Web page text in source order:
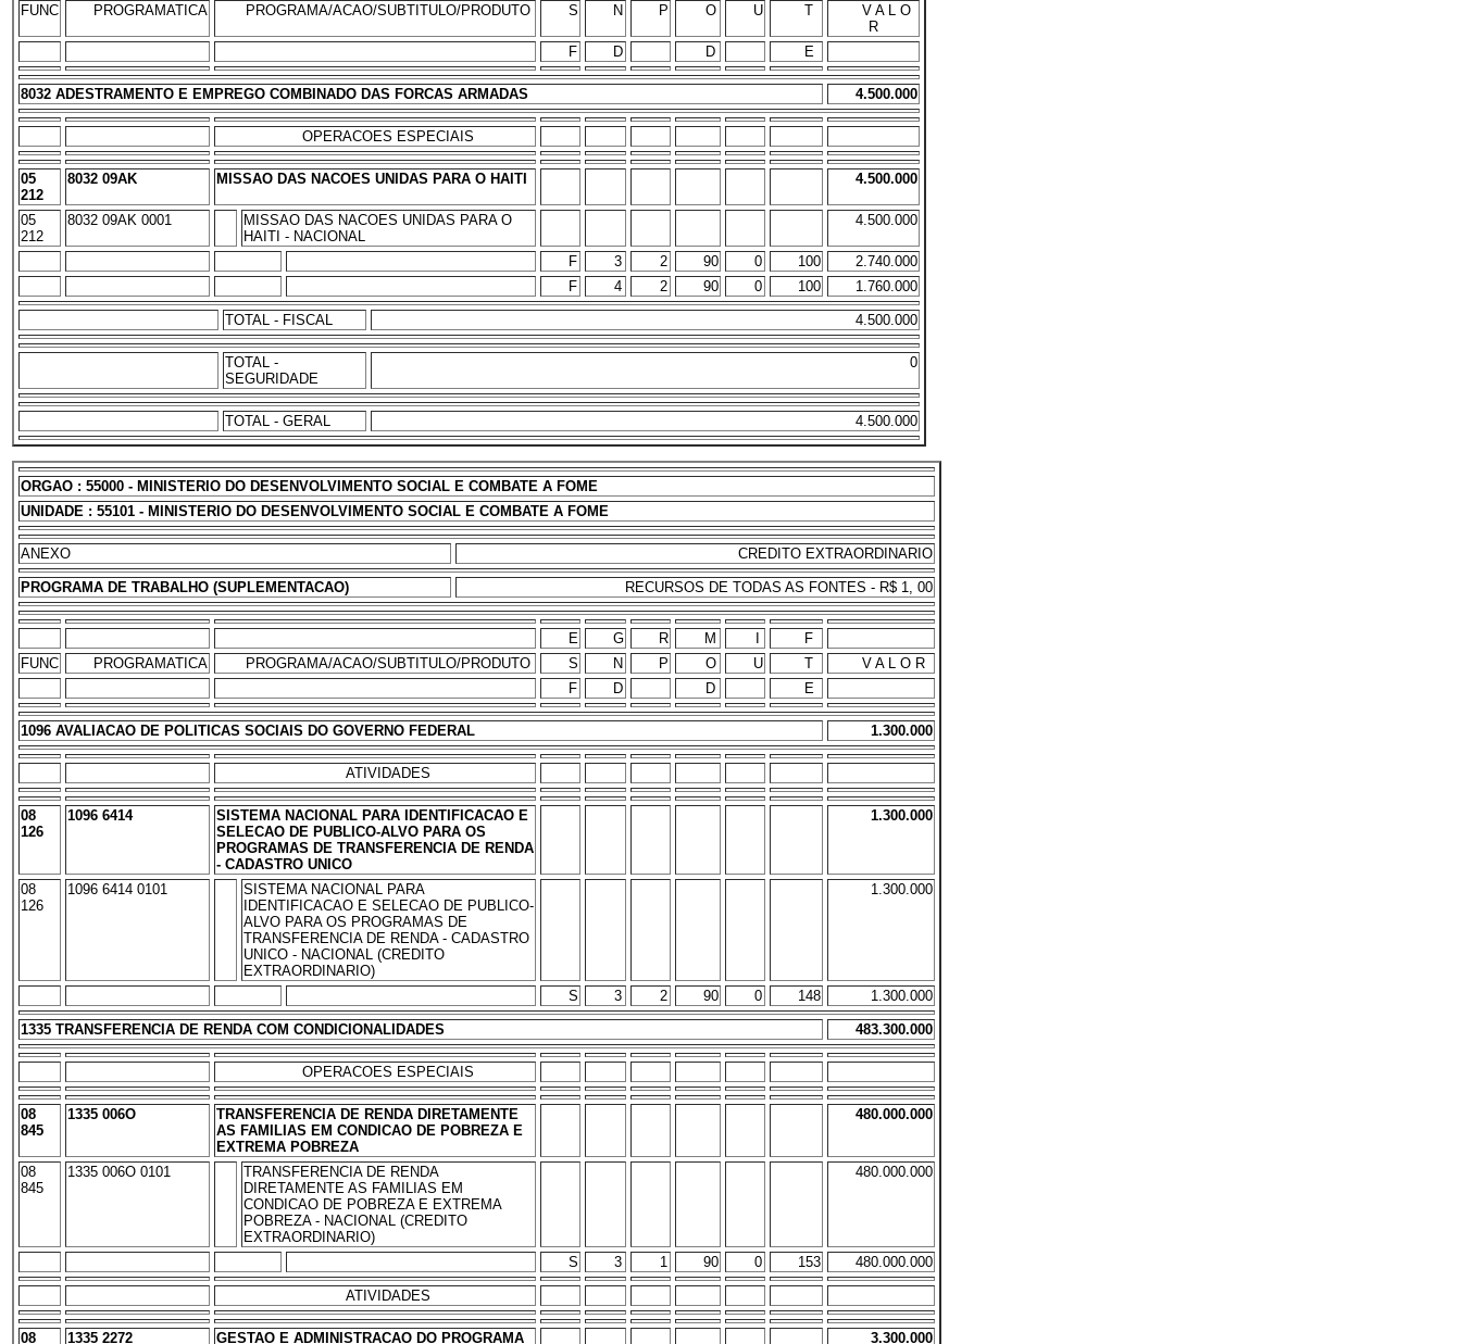
FUNC
PROGRAMATICA PROGRAMA/ACAO/SUBTITULO/PRODUTO S N P O U T
V A L O
R
F
D D E
8032 ADESTRAMENTO E EMPREGO COMBINADO DAS FORCAS ARMADAS 4.500.000
OPERACOES ESPECIAIS
05
212
8032 09AK MISSAO DAS NACOES UNIDAS PARA O HAITI 4.500.000
05
212
8032 09AK 0001
MISSAO DAS NACOES UNIDAS PARA O
HAITI - NACIONAL
4.500.000
F 3 2 90 0 100
2.740.000
F
4 2 90 0 100 1.760.000
TOTAL - FISCAL 4.500.000
TOTAL -
SEGURIDADE
0
TOTAL - GERAL 4.500.000
ORGAO : 55000 - MINISTERIO DO DESENVOLVIMENTO SOCIAL E COMBATE A FOME
UNIDADE : 55101 - MINISTERIO DO DESENVOLVIMENTO SOCIAL E COMBATE A FOME
ANEXO CREDITO EXTRAORDINARIO
PROGRAMA DE TRABALHO (SUPLEMENTACAO) RECURSOS DE TODAS AS FONTES - R$ 1, 00
E G R M
F
FUNC
PROGRAMATICA PROGRAMA/ACAO/SUBTITULO/PRODUTO S N P O U T
V A L O R
F
D D E
1096 AVALIACAO DE POLITICAS SOCIAIS DO GOVERNO FEDERAL 1.300.000
ATIVIDADES
08
126
1096 6414
SISTEMA NACIONAL PARA IDENTIFICACAO E
SELECAO DE PUBLICO-ALVO PARA OS
PROGRAMAS DE TRANSFERENCIA DE RENDA
- CADASTRO UNICO
1.300.000
08
126
1096 6414 0101
SISTEMA NACIONAL PARA
IDENTIFICACAO E SELECAO DE PUBLICO-
ALVO PARA OS PROGRAMAS DE
TRANSFERENCIA DE RENDA - CADASTRO
UNICO - NACIONAL (CREDITO
EXTRAORDINARIO)
1.300.000
S 3 2 90 0 148 1.300.000
1335 TRANSFERENCIA DE RENDA COM CONDICIONALIDADES 483.300.000
OPERACOES ESPECIAIS
08
845
1335 006O
TRANSFERENCIA DE RENDA DIRETAMENTE
AS FAMILIAS EM CONDICAO DE POBREZA E
EXTREMA POBREZA
480.000.000
08
845
1335 006O 0101
TRANSFERENCIA DE RENDA
DIRETAMENTE AS FAMILIAS EM
CONDICAO DE POBREZA E EXTREMA
POBREZA - NACIONAL (CREDITO
EXTRAORDINARIO)
480.000.000
S 3 1 90 0 153 480.000.000
ATIVIDADES
08 1335 2272 GESTAO E ADMINISTRACAO DO PROGRAMA 3.300.000